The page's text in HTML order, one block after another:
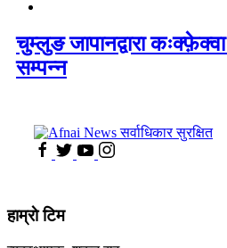
चुम्लुङ जापानद्वारा
सम्पन्न
हाम्राे टिम